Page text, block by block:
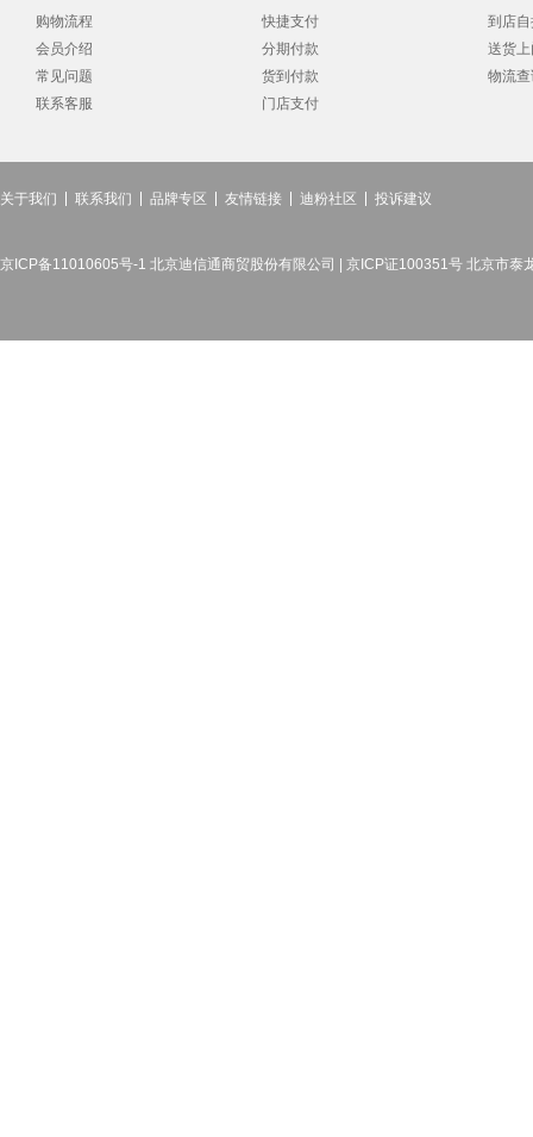
购物流程
会员介绍
常见问题
联系客服
快捷支付
分期付款
货到付款
门店支付
到店
送货
物流
关于我们 联系我们 品牌专区 友情链接 迪粉社区 投诉建议
京ICP备11010605号-1 北京迪信通商贸股份有限公司 | 京ICP证100351号 北京市泰